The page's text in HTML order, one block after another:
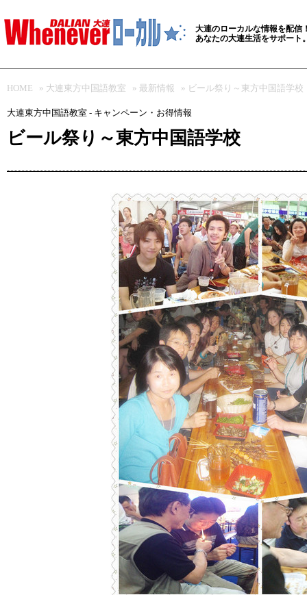
大連のローカルな情報を配信
あなたの大連生活をサポート
HOME » 大連東方中国語教室 » 最新情報 » ビール祭り～東方中国語学校
大連東方中国語教室 - キャンペーン・お得情報
ビール祭り～東方中国語学校